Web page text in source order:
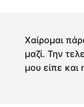
Χαίρομαι
μαζί. Την
μου είπε και